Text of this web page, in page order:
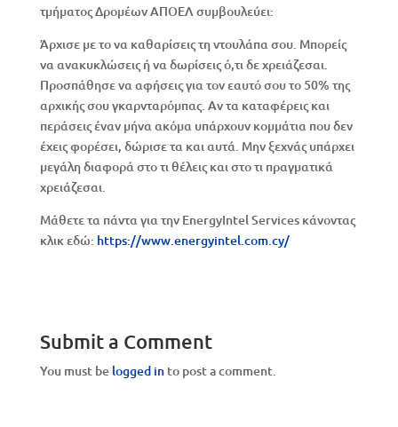
τμήματος Δρομέων ΑΠΟΕΛ συμβουλεύει:
Άρχισε με το να καθαρίσεις τη ντουλάπα σου. Μπορείς
να ανακυκλώσεις ή να δωρίσεις ό,τι δε χρειάζεσαι.
Προσπάθησε να αφήσεις για τον εαυτό σου το 50% της
αρχικής σου γκαρνταρόμπας. Αν τα καταφέρεις και
περάσεις έναν μήνα ακόμα υπάρχουν κομμάτια που δεν
έχεις φορέσει, δώρισε τα και αυτά. Μην ξεχνάς υπάρχει
μεγάλη διαφορά στο τι θέλεις και στο τι πραγματικά
χρειάζεσαι.
Μάθετε τα πάντα για την EnergyIntel Services κάνοντας
κλικ εδώ: https://www.energyintel.com.cy/
Submit a Comment
You must be logged into post a comment.